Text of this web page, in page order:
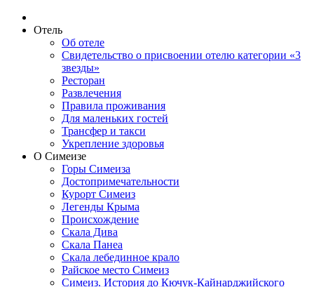
Отель
Об отеле
Свидетельство о присвоении отелю категории «3
звезды»
Ресторан
Развлечения
Правила проживания
Для маленьких гостей
Трансфер и такси
Укрепление здоровья
О Симеизе
Горы Симеиза
Достопримечательности
Курорт Симеиз
Легенды Крыма
Происхождение
Скала Дива
Скала Панеа
Скала лебединное крало
Райское место Симеиз
Симеиз. История до Кючук-Кайнарджийского